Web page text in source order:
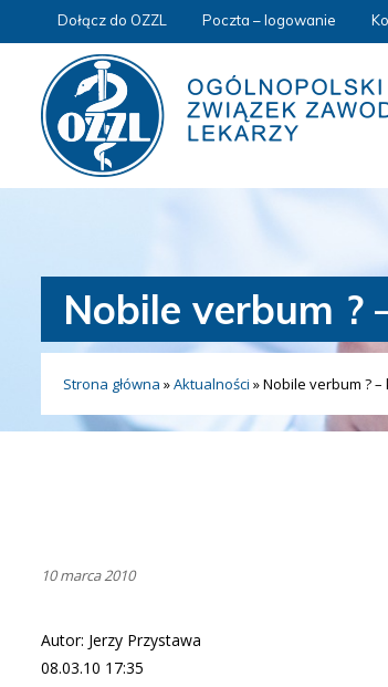
Dołącz do OZZL Poczta – logowanie
Nobile verbum ?
Strona główna »Aktualności »Nobile verbum ?
10 marca 2010
Autor: Jerzy Przystawa
08.03.10 17:35